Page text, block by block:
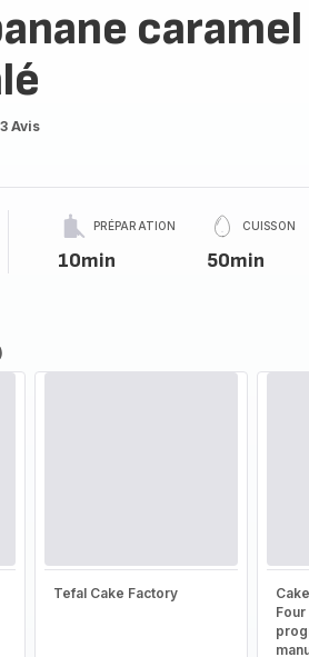
caramel
3 Avis
PRÉPARATION
10min
CUISSON
50min
Tefal Cake Factory